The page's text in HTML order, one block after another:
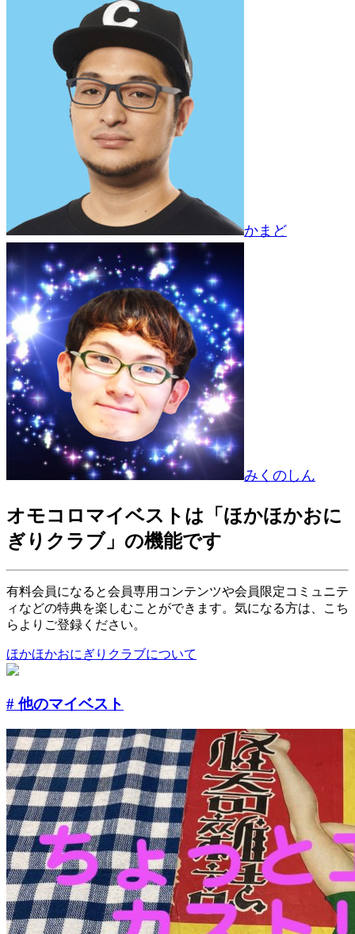
かまど
みくのしん
オモコロマイベストは「ほかほかおに
ぎりクラブ」の機能です
有料会員になると会員専用コンテンツや会員限定コミュニテ
ィなどの特典を楽しむことができます。気になる方は、こち
らよりご登録ください。
ほかほかおにぎりクラブについて
# 他のマイベスト